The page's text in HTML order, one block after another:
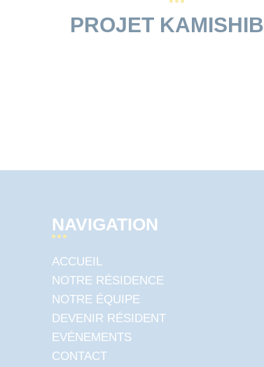
PROJET
NAVIGATION
ACCUEIL
NOTRE RÉSIDENCE
NOTRE ÉQUIPE
DEVENIR RÉSIDENT
EVÉNEMENTS
CONTACT